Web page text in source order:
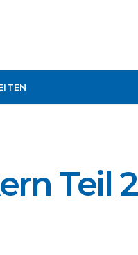
Teil 2